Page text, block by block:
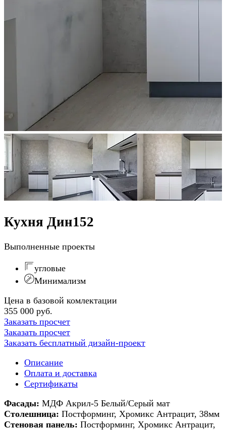
Кухня Дин152
Выполненные проекты
угловые
Минимализм
Цена в базовой комлектации
355 000 руб.
Заказать просчет
Заказать просчет
Заказать бесплатный дизайн-проект
Описание
Оплата и доставка
Сертификаты
Фасады: МДФ Акрил-5 Белый/Серый мат
Столешница: Постформинг, Хромикс Антрацит, 38мм
Стеновая панель: Постформинг, Хромикс Антрацит,